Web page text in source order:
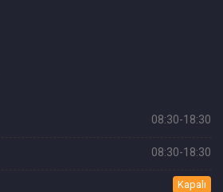
08:30-18:30
08:30-18:30
Kapalı